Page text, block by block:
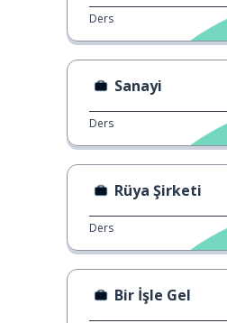
Ders
Sanayi
Ders
Rüya Şirketi
Ders
Bir İşle Gel